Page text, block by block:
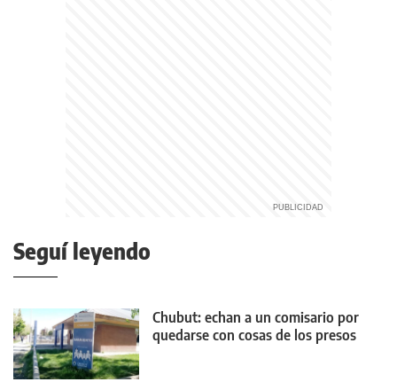
Seguí leyendo
Chubut: echan a un comisario por
quedarse con cosas de los presos